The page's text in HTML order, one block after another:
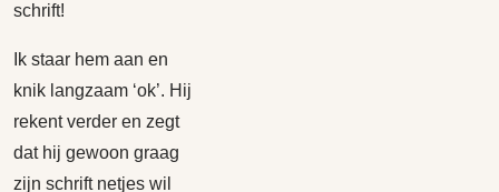
schrift!
Ik staar hem aan en
knik langzaam ‘ok’. Hij
rekent verder en zegt
dat hij gewoon graag
zijn schrift netjes wil